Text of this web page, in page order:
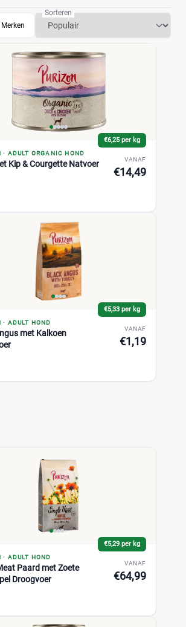
Merken
Sorteren
€6,25 per kg
· ADULT ORGANIC HOND
Kip & Courgette Natvoer VANAF
€14,49
€5,33 per kg
· ADULT HOND
met Kalkoen
VANAF
€1,19
€5,29 per kg
· ADULT HOND
Paard met Zoete
Droogvoer
VANAF
€64,99